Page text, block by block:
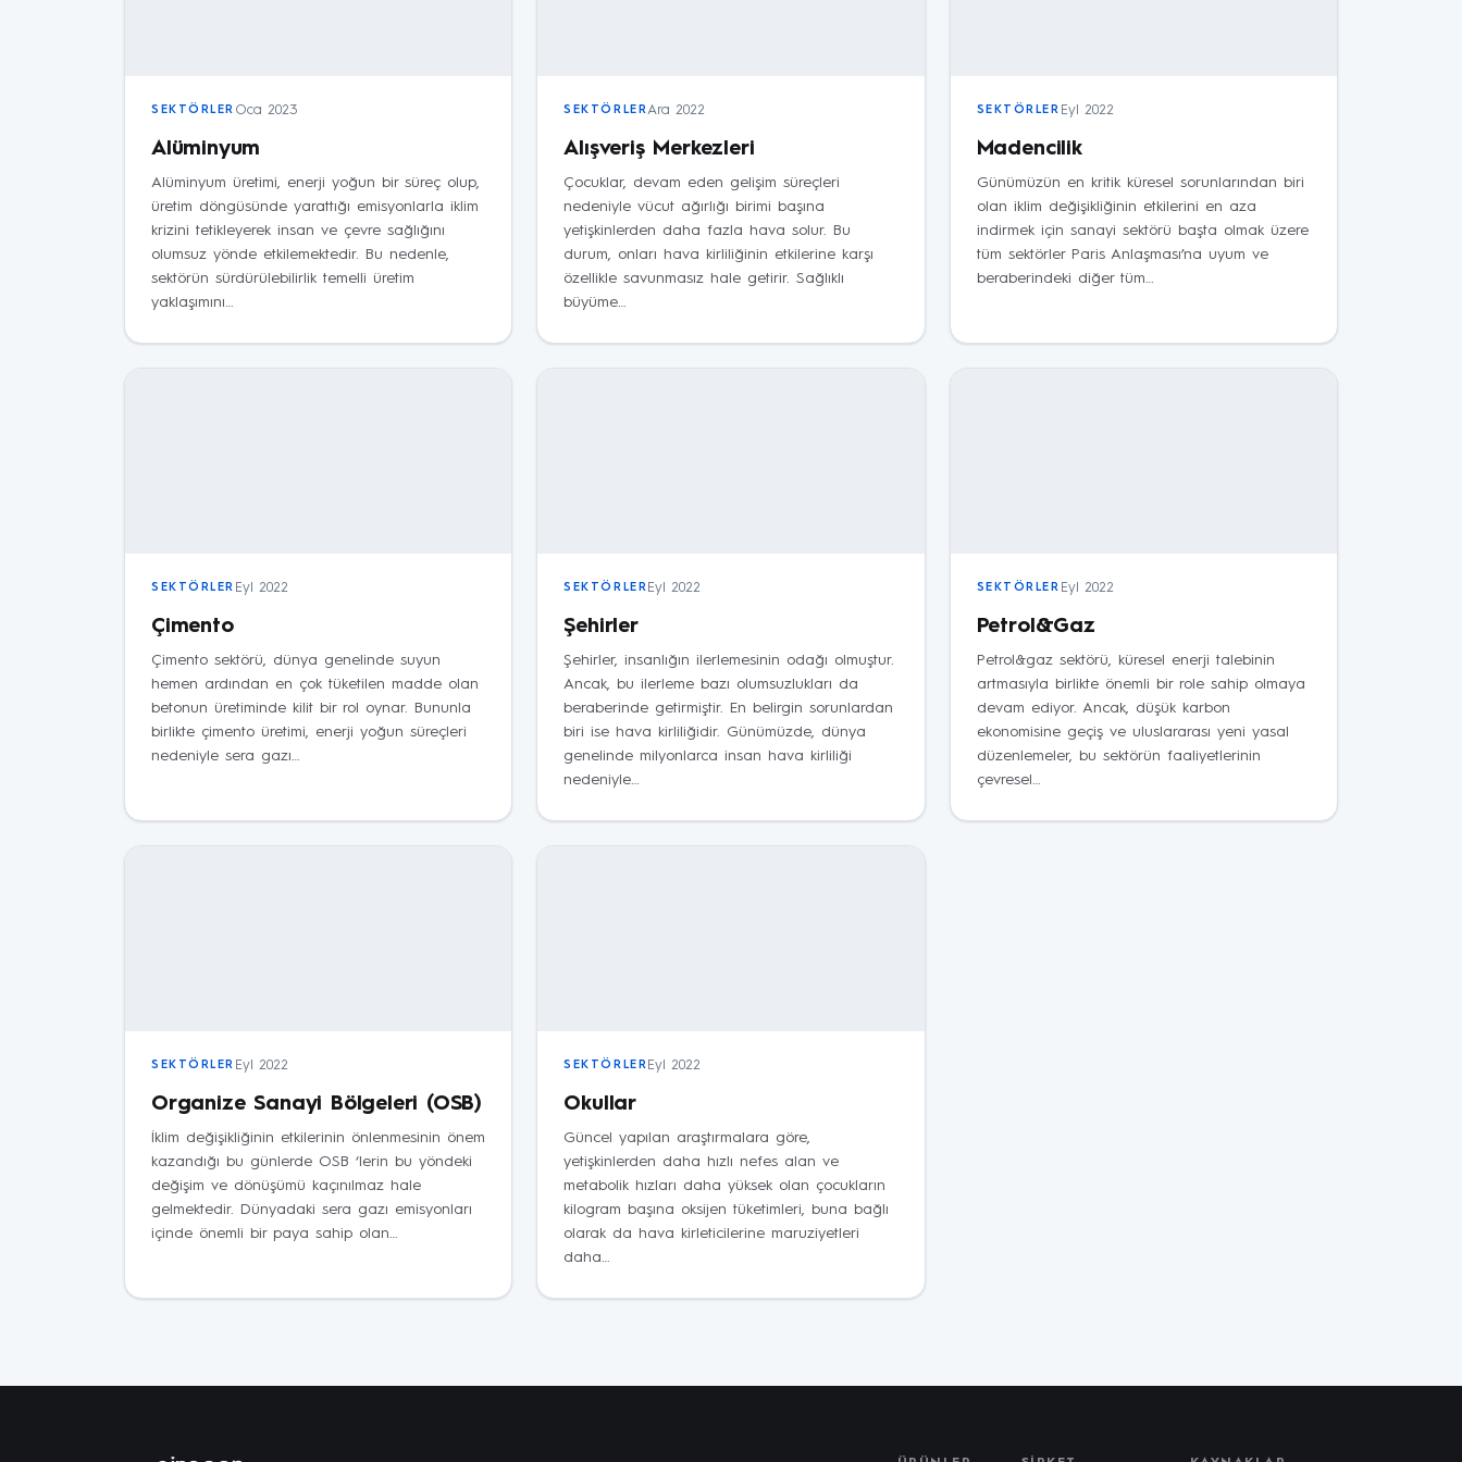
SEKTÖRLER Oca 2023
Alüminyum
Alüminyum üretimi, enerji yoğun bir süreç olup,
üretim döngüsünde yarattığı emisyonlarla iklim
krizini tetikleyerek insan ve çevre sağlığını
olumsuz yönde etkilemektedir. Bu nedenle,
sektörün sürdürülebilirlik temelli üretim
yaklaşımını…
SEKTÖRLERAra 2022
Alışveriş Merkezleri
Çocuklar, devam eden gelişim süreçleri
nedeniyle vücut ağırlığı birimi başına
yetişkinlerden daha fazla hava solur. Bu
durum, onları hava kirliliğinin etkilerine karşı
özellikle savunmasız hale getirir. Sağlıklı
büyüme…
SEKTÖRLER Eyl 2022
Madencilik
Günümüzün en kritik küresel sorunlarından biri
olan iklim değişikliğinin etkilerini en aza
indirmek için sanayi sektörü başta olmak üzere
tüm sektörler Paris Anlaşması’na uyum ve
beraberindeki diğer tüm…
SEKTÖRLER Eyl 2022
Çimento
Çimento sektörü, dünya genelinde suyun
hemen ardından en çok tüketilen madde olan
betonun üretiminde kilit bir rol oynar. Bununla
birlikte çimento üretimi, enerji yoğun süreçleri
nedeniyle sera gazı…
SEKTÖRLER Eyl 2022
Şehirler
Şehirler, insanlığın ilerlemesinin odağı olmuştur.
Ancak, bu ilerleme bazı olumsuzlukları da
beraberinde getirmiştir. En belirgin sorunlardan
biri ise hava kirliliğidir. Günümüzde, dünya
genelinde milyonlarca insan hava kirliliği
nedeniyle…
SEKTÖRLER Eyl 2022
Petrol&Gaz
Petrol&gaz sektörü, küresel enerji talebinin
artmasıyla birlikte önemli bir role sahip olmaya
devam ediyor. Ancak, düşük karbon
ekonomisine geçiş ve uluslararası yeni yasal
düzenlemeler, bu sektörün faaliyetlerinin
çevresel…
SEKTÖRLER Eyl 2022
Organize Sanayi Bölgeleri (OSB)
İklim değişikliğinin etkilerinin önlenmesinin önem
kazandığı bu günlerde OSB ‘lerin bu yöndeki
değişim ve dönüşümü kaçınılmaz hale
gelmektedir. Dünyadaki sera gazı emisyonları
içinde önemli bir paya sahip olan…
SEKTÖRLER Eyl 2022
Okullar
Güncel yapılan araştırmalara göre,
yetişkinlerden daha hızlı nefes alan ve
metabolik hızları daha yüksek olan çocukların
kilogram başına oksijen tüketimleri, buna bağlı
olarak da hava kirleticilerine maruziyetleri
daha…